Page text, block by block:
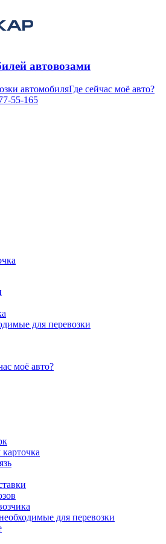
автовозами
автомобиляГде сейчас моё авто?
55-165
для перевозки
моё авто?
карточка
для перевозки